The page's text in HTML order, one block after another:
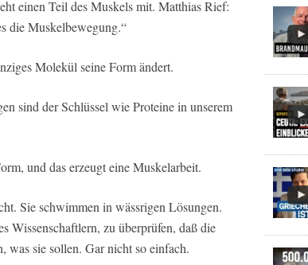
einen Teil des Muskels mit. Matthias Rief:
die Muskelbewegung.“
Molekül seine Form ändert.
sind der Schlüssel wie Proteine in unserem
und das erzeugt eine Muskelarbeit.
Sie schwimmen in wässrigen Lösungen.
Wissenschaftlern, zu überprüfen, daß die
was sie sollen. Gar nicht so einfach.